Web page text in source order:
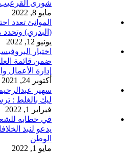
شورى القرعيب
مايو 8, 2022
الموانئ تعدد
(البدري)
يونيو 12, 2022
اختيار
ضمن قائمة
إدارة الأعمال
أكتوبر 24, 2021
سهير
ليك بالغلط :
فبراير 1, 2022
في خطابه
يدعو لنبذ
الوطن
مايو 1, 2022